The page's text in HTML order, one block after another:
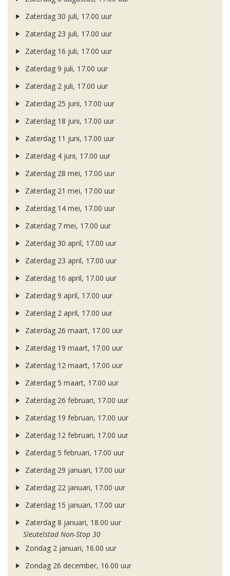
Zaterdag 30 juli, 17.00 uur
Zaterdag 23 juli, 17.00 uur
Zaterdag 16 juli, 17.00 uur
Zaterdag 9 juli, 17.00 uur
Zaterdag 2 juli, 17.00 uur
Zaterdag 25 juni, 17.00 uur
Zaterdag 18 juni, 17.00 uur
Zaterdag 11 juni, 17.00 uur
Zaterdag 4 juni, 17.00 uur
Zaterdag 28 mei, 17.00 uur
Zaterdag 21 mei, 17.00 uur
Zaterdag 14 mei, 17.00 uur
Zaterdag 7 mei, 17.00 uur
Zaterdag 30 april, 17.00 uur
Zaterdag 23 april, 17.00 uur
Zaterdag 16 april, 17.00 uur
Zaterdag 9 april, 17.00 uur
Zaterdag 2 april, 17.00 uur
Zaterdag 26 maart, 17.00 uur
Zaterdag 19 maart, 17.00 uur
Zaterdag 12 maart, 17.00 uur
Zaterdag 5 maart, 17.00 uur
Zaterdag 26 februari, 17.00 uur
Zaterdag 19 februari, 17.00 uur
Zaterdag 12 februari, 17.00 uur
Zaterdag 5 februari, 17.00 uur
Zaterdag 29 januari, 17.00 uur
Zaterdag 22 januari, 17.00 uur
Zaterdag 15 januari, 17.00 uur
Zaterdag 8 januari, 18.00 uur
Sleutelstad Non-Stop 30
Zondag 2 januari, 16.00 uur
Zondag 26 december, 16.00 uur